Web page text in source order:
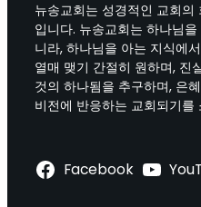
뉴송교회는 성경적인 교회의
입니다. 뉴송교회는 하나님
니라, 하나님을 아는 지식에
열매 맺기 간절히 원하며, 진
것의 하나됨을 추구하며, 은
비전에 반응하는 교회되기를
Facebook